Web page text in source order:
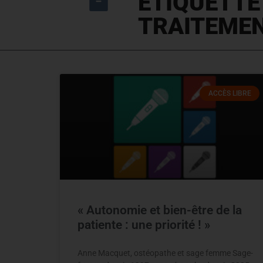
ACCÈS LIBRE
« Autonomie et bien-être de la
patiente : une priorité ! »
Anne Macquet, ostéopathe et sage femme Sage-